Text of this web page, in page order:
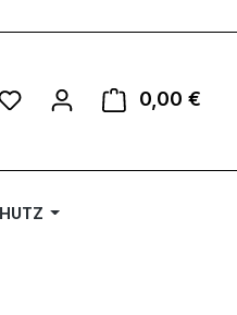
Du hast 0 Produkte auf
0,00 €